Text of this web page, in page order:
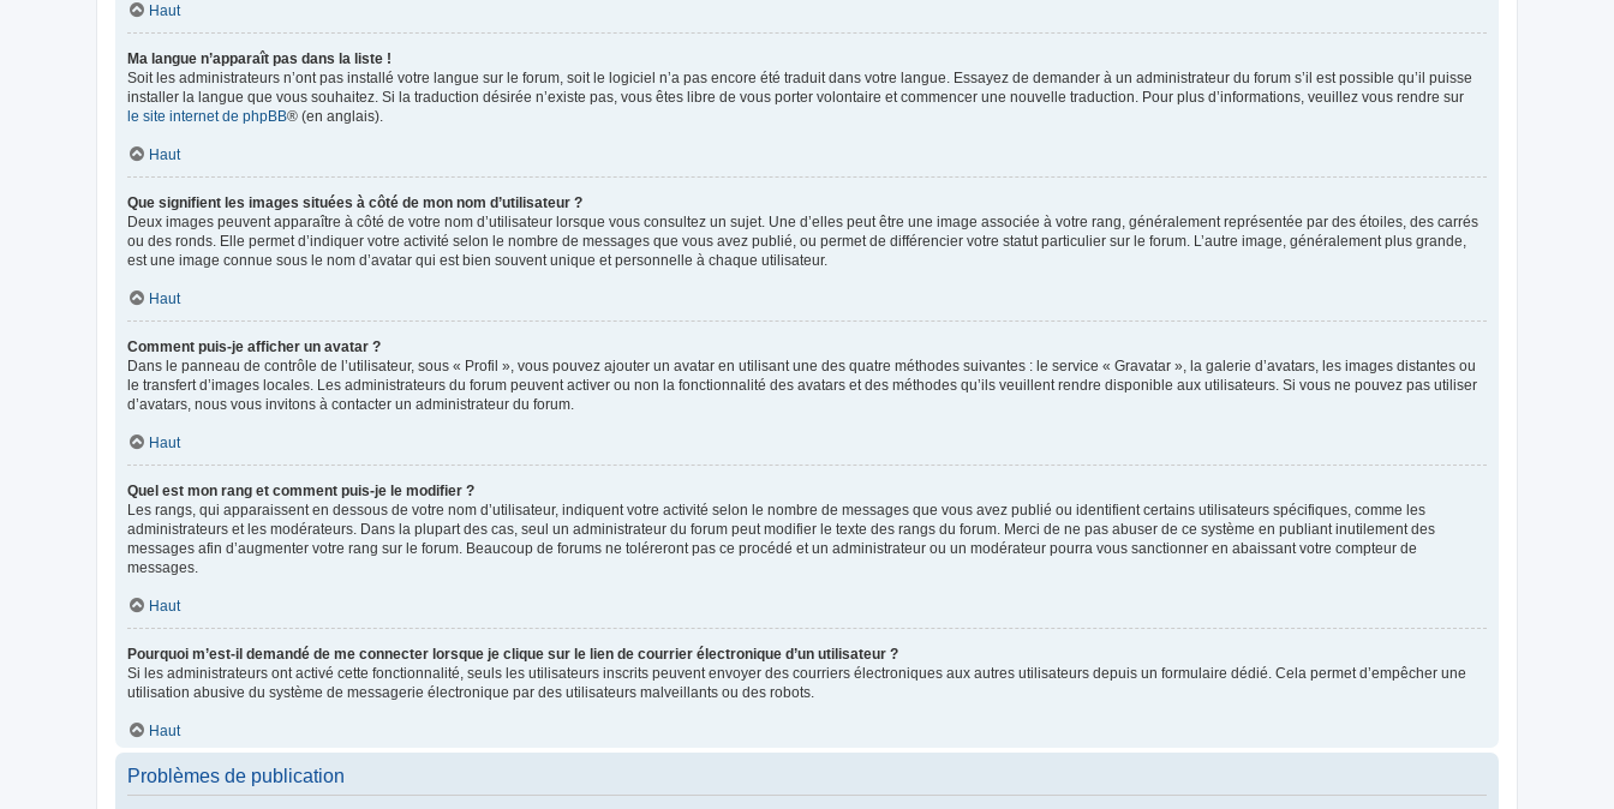
Haut
Ma langue n’apparaît pas dans la liste !
Soit les administrateurs n’ont pas installé votre langue sur le forum, soit le logiciel n’a pas encore été traduit dans votre langue. Essayez de demander à un administrateur du forum s’il est possible qu’il puisse
installer la langue que vous souhaitez. Si la traduction désirée n’existe pas, vous êtes libre de vous porter volontaire et commencer une nouvelle traduction. Pour plus d’informations, veuillez vous rendre sur
le site internet de phpBB® (en anglais).
Haut
Que signifient les images situées à côté de mon nom d’utilisateur ?
Deux images peuvent apparaître à côté de votre nom d’utilisateur lorsque vous consultez un sujet. Une d’elles peut être une image associée à votre rang, généralement représentée par des étoiles, des carrés
ou des ronds. Elle permet d’indiquer votre activité selon le nombre de messages que vous avez publié, ou permet de différencier votre statut particulier sur le forum. L’autre image, généralement plus grande,
est une image connue sous le nom d’avatar qui est bien souvent unique et personnelle à chaque utilisateur.
Haut
Comment puis-je afficher un avatar ?
Dans le panneau de contrôle de l’utilisateur, sous « Profil », vous pouvez ajouter un avatar en utilisant une des quatre méthodes suivantes : le service « Gravatar », la galerie d’avatars, les images distantes ou
le transfert d’images locales. Les administrateurs du forum peuvent activer ou non la fonctionnalité des avatars et des méthodes qu’ils veuillent rendre disponible aux utilisateurs. Si vous ne pouvez pas utiliser
d’avatars, nous vous invitons à contacter un administrateur du forum.
Haut
Quel est mon rang et comment puis-je le modifier ?
Les rangs, qui apparaissent en dessous de votre nom d’utilisateur, indiquent votre activité selon le nombre de messages que vous avez publié ou identifient certains utilisateurs spécifiques, comme les
administrateurs et les modérateurs. Dans la plupart des cas, seul un administrateur du forum peut modifier le texte des rangs du forum. Merci de ne pas abuser de ce système en publiant inutilement des
messages afin d’augmenter votre rang sur le forum. Beaucoup de forums ne toléreront pas ce procédé et un administrateur ou un modérateur pourra vous sanctionner en abaissant votre compteur de
messages.
Haut
Pourquoi m’est-il demandé de me connecter lorsque je clique sur le lien de courrier électronique d’un utilisateur ?
Si les administrateurs ont activé cette fonctionnalité, seuls les utilisateurs inscrits peuvent envoyer des courriers électroniques aux autres utilisateurs depuis un formulaire dédié. Cela permet d’empêcher une
utilisation abusive du système de messagerie électronique par des utilisateurs malveillants ou des robots.
Haut
Problèmes de publication